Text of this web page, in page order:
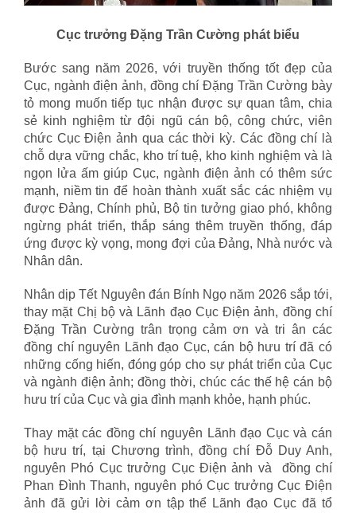
Cục trưởng Đặng Trần Cường phát biểu
Bước sang năm 2026, với truyền thống tốt đẹp của
Cục, ngành điện ảnh, đồng chí Đặng Trần Cường bày
tỏ mong muốn tiếp tục nhận được sự quan tâm, chia
sẻ kinh nghiệm từ đội ngũ cán bộ, công chức, viên
chức Cục Điện ảnh qua các thời kỳ. Các đồng chí là
chỗ dựa vững chắc, kho trí tuệ, kho kinh nghiệm và là
ngọn lửa ấm giúp Cục, ngành điện ảnh có thêm sức
mạnh, niềm tin để hoàn thành xuất sắc các nhiệm vụ
được Đảng, Chính phủ, Bộ tin tưởng giao phó, không
ngừng phát triển, thắp sáng thêm truyền thống, đáp
ứng được kỳ vọng, mong đợi của Đảng, Nhà nước và
Nhân dân.
Nhân dịp Tết Nguyên đán Bính Ngọ năm 2026 sắp tới,
thay mặt Chị bộ và Lãnh đạo Cục Điện ảnh, đồng chí
Đặng Trần Cường trân trọng cảm ơn và tri ân các
đồng chí nguyên Lãnh đạo Cục, cán bộ hưu trí đã có
những cống hiến, đóng góp cho sự phát triển của Cục
và ngành điện ảnh; đồng thời, chúc các thế hệ cán bộ
hưu trí của Cục và gia đình mạnh khỏe, hạnh phúc.
Thay mặt các đồng chí nguyên Lãnh đạo Cục và cán
bộ hưu trí, tại Chương trình, đồng chí Đỗ Duy Anh,
nguyên Phó Cục trưởng Cục Điện ảnh và đồng chí
Phan Đình Thanh, nguyên phó Cục trưởng Cục Điện
ảnh đã gửi lời cảm ơn tập thể Lãnh đạo Cục đã tổ